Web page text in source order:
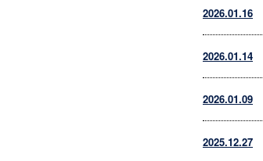
2026.01.16
2026.01.14
2026.01.09
2025.12.27